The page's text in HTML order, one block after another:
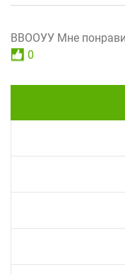
ВВООУУ Мне
0